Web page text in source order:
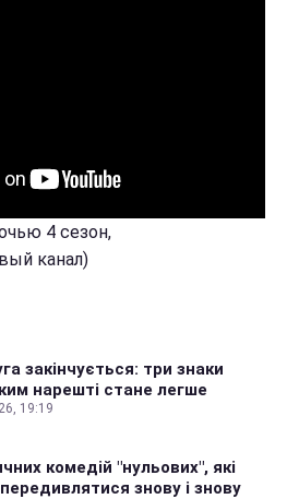
4 сезон,
канал)
закінчується: три знаки
нарешті стане легше
19:19
комедій "нульових", які
знову і знову